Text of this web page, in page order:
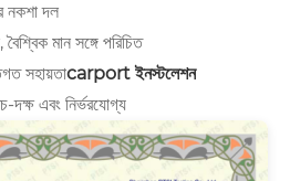
নকশা দল
মান সঙ্গে পরিচিত
সহায়তাcarport ইনস্টলেশন
দক্ষ এবং নির্ভরযোগ্য